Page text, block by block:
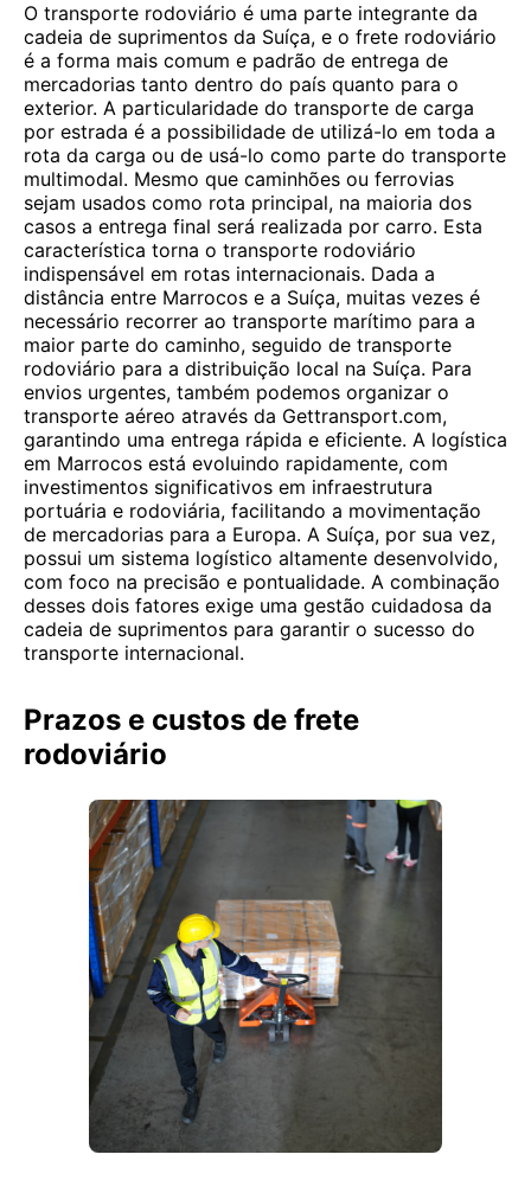
O transporte rodoviário é uma parte integrante da
cadeia de suprimentos da Suíça, e o frete rodoviário
é a forma mais comum e padrão de entrega de
mercadorias tanto dentro do país quanto para o
exterior. A particularidade do transporte de carga
por estrada é a possibilidade de utilizá-lo em toda a
rota da carga ou de usá-lo como parte do transporte
multimodal. Mesmo que caminhões ou ferrovias
sejam usados ​​como rota principal, na maioria dos
casos a entrega final será realizada por carro. Esta
característica torna o transporte rodoviário
indispensável em rotas internacionais. Dada a
distância entre Marrocos e a Suíça, muitas vezes é
necessário recorrer ao transporte marítimo para a
maior parte do caminho, seguido de transporte
rodoviário para a distribuição local na Suíça. Para
envios urgentes, também podemos organizar o
transporte aéreo através da Gettransport.com,
garantindo uma entrega rápida e eficiente. A logística
em Marrocos está evoluindo rapidamente, com
investimentos significativos em infraestrutura
portuária e rodoviária, facilitando a movimentação
de mercadorias para a Europa. A Suíça, por sua vez,
possui um sistema logístico altamente desenvolvido,
com foco na precisão e pontualidade. A combinação
desses dois fatores exige uma gestão cuidadosa da
cadeia de suprimentos para garantir o sucesso do
transporte internacional.
Prazos e custos de frete
rodoviário